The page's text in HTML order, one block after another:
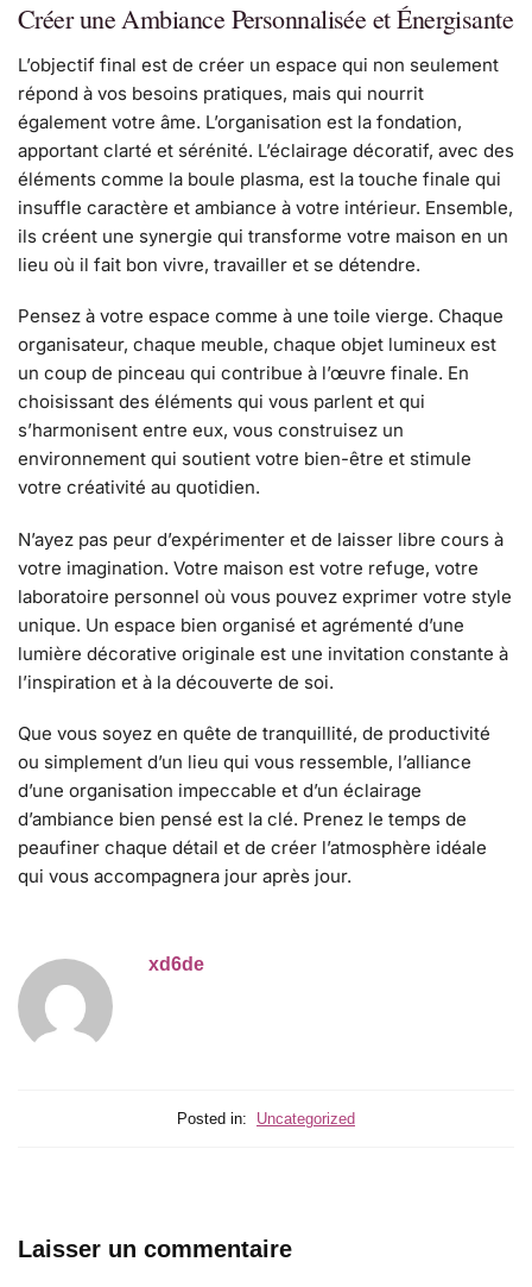
Créer une Ambiance Personnalisée et Énergisante
L’objectif final est de créer un espace qui non seulement
répond à vos besoins pratiques, mais qui nourrit
également votre âme. L’organisation est la fondation,
apportant clarté et sérénité. L’éclairage décoratif, avec des
éléments comme la boule plasma, est la touche finale qui
insuffle caractère et ambiance à votre intérieur. Ensemble,
ils créent une synergie qui transforme votre maison en un
lieu où il fait bon vivre, travailler et se détendre.
Pensez à votre espace comme à une toile vierge. Chaque
organisateur, chaque meuble, chaque objet lumineux est
un coup de pinceau qui contribue à l’œuvre finale. En
choisissant des éléments qui vous parlent et qui
s’harmonisent entre eux, vous construisez un
environnement qui soutient votre bien-être et stimule
votre créativité au quotidien.
N’ayez pas peur d’expérimenter et de laisser libre cours à
votre imagination. Votre maison est votre refuge, votre
laboratoire personnel où vous pouvez exprimer votre style
unique. Un espace bien organisé et agrémenté d’une
lumière décorative originale est une invitation constante à
l’inspiration et à la découverte de soi.
Que vous soyez en quête de tranquillité, de productivité
ou simplement d’un lieu qui vous ressemble, l’alliance
d’une organisation impeccable et d’un éclairage
d’ambiance bien pensé est la clé. Prenez le temps de
peaufiner chaque détail et de créer l’atmosphère idéale
qui vous accompagnera jour après jour.
xd6de
Posted in: Uncategorized
Laisser un commentaire